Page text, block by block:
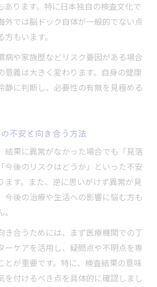
あります。特に日本独自の検査文化で
外では脳ドック自体が一般的でない点
もいます。
病や家族歴などリスク要因がある場合
意義は大きく変わります。自身の健康
静に判断し、必要性の有無を見極める
不安と向き合う方法
結果に異常がなかった場合でも「見落
今後のリスクはどうか」といった不安
ます。また、逆に思いがけず異常が見
今後の治療や生活への影響に悩む方も
き合うためには、まず医療機関での丁
ーケアを活用し、疑問点や不明点を専
とが重要です。特に、検査結果の意味
を付けるべき点を具体的に確認しまし